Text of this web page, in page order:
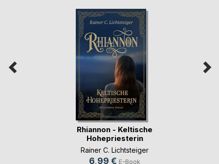
Rhiannon - Keltische
Hohepriesterin
Rainer C. Lichtsteiger
6,99 € E-Book